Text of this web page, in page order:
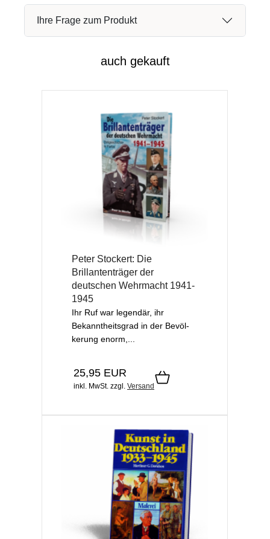
Ihre Frage zum Produkt
auch gekauft
Peter Stockert: Die
Brillantenträger der
deutschen Wehrmacht 1941-
1945
Ihr Ruf war legendär, ihr
Bekanntheitsgrad in der Bevöl­
kerung enorm,...
25,95 EUR
inkl. MwSt. zzgl. Versand